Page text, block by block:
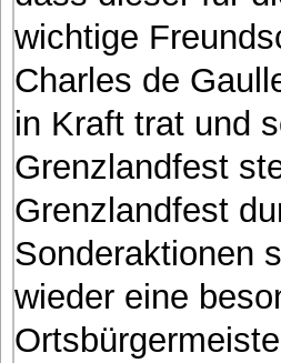
wichtige
Charles de
in Kraft trat und
Grenzlandfest
Grenzlandfest
Sonderaktionen
wieder eine